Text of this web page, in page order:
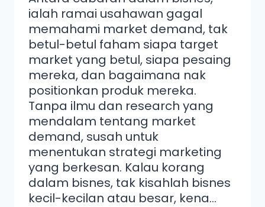
ialah ramai usahawan gagal
memahami market demand, tak
betul-betul faham siapa target
market yang betul, siapa pesaing
mereka, dan bagaimana nak
positionkan produk mereka.
Tanpa ilmu dan research yang
mendalam tentang market
demand, susah untuk
menentukan strategi marketing
yang berkesan. Kalau korang
dalam bisnes, tak kisahlah bisnes
kecil-kecilan atau besar, kena…